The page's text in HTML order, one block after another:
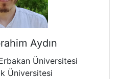
Aydın
Üniversitesi
Üniversitesi